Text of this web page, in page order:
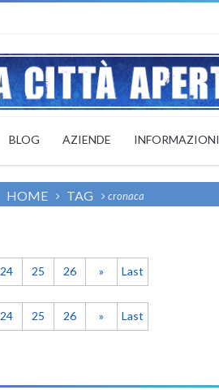
BLOG AZIENDE INFORMAZIONI
HOME TAG cronaca
24 25 26 » Last
24 25 26 » Last